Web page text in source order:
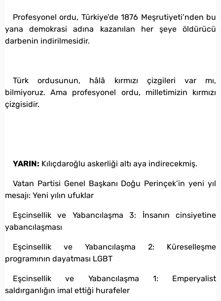
Profesyonel ordu, Türkiye’de 1876 Meşrutiyeti’nden bu
yana demokrasi adına kazanılan her şeye öldürücü
darbenin indirilmesidir.
Türk ordusunun, hâlâ kırmızı çizgileri var mı,
bilmiyoruz. Ama profesyonel ordu, milletimizin kırmızı
çizgisidir.
YARIN: Kılıçdaroğlu askerliği altı aya indirecekmiş.
Vatan Partisi Genel Başkanı Doğu Perinçek’in yeni yıl
mesajı: Yeni yılın ufuklar
Eşcinsellik ve Yabancılaşma 3: İnsanın cinsiyetine
yabancılaşması
Eşcinsellik ve Yabancılaşma 2: Küreselleşme
programının dayatması LGBT
Eşcinsellik ve Yabancılaşma 1: Emperyalist
saldırganlığın imal ettiği hurafeler